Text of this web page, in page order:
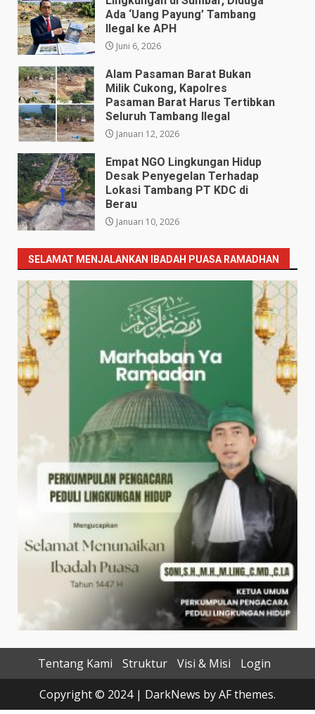
Ada ‘Uang Payung’ Tambang
Ilegal ke APH
Juni 6, 2026
Alam Pasaman Barat Bukan
Milik Cukong, Kapolres
Pasaman Barat Harus Tertibkan
Seluruh Tambang Ilegal
Januari 12, 2026
Empat NGO Lingkungan Hidup ​
Desak Penyegelan Terhadap
Lokasi Tambang PT KDC di
Berau
Januari 10, 2026
SELAMAT MENJALANKAN IBADAH PUASA RAMADHAN
Tentang Kami Struktur Visi & Misi
Login
Copyright © 2024 | DarkNews by AF themes.